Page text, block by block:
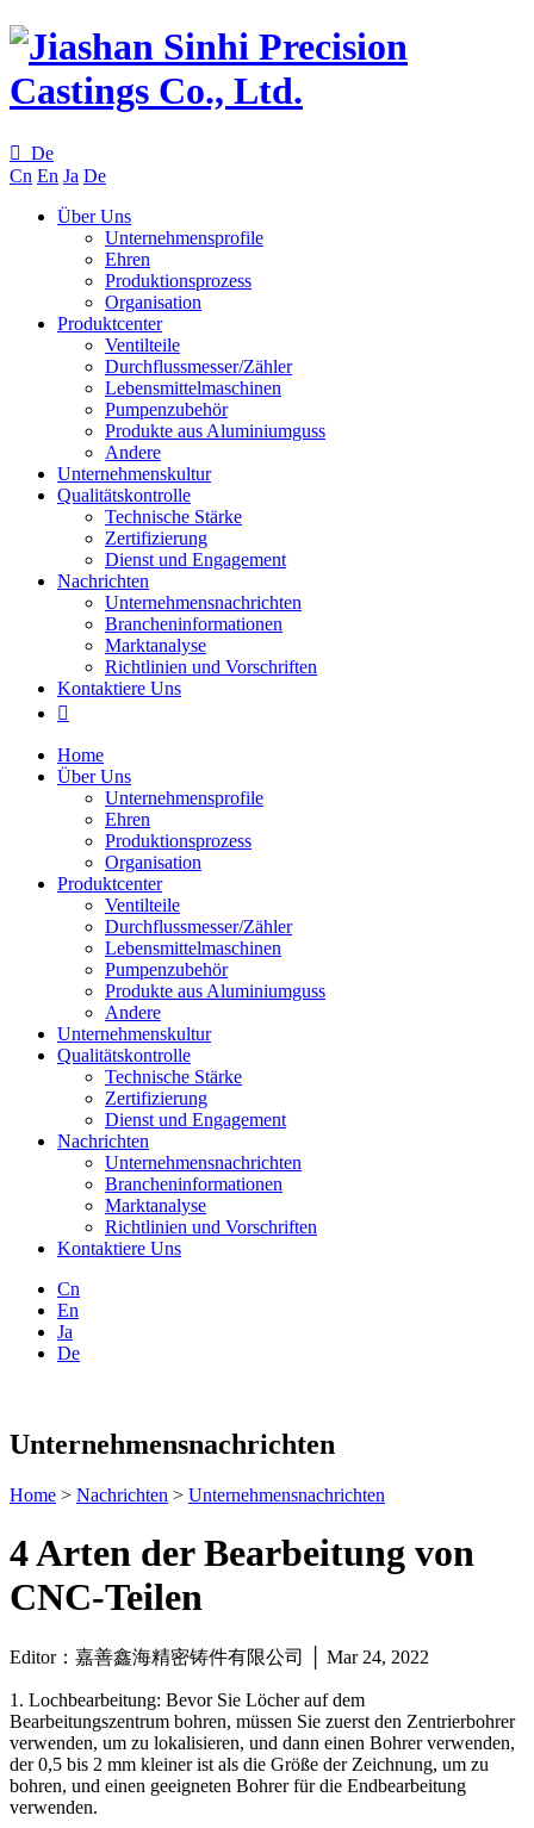
 De
Cn En Ja De
Über Uns
Unternehmensprofile
Ehren
Produktionsprozess
Organisation
Produktcenter
Ventilteile
Durchflussmesser/Zähler
Lebensmittelmaschinen
Pumpenzubehör
Produkte aus Aluminiumguss
Andere
Unternehmenskultur
Qualitätskontrolle
Technische Stärke
Zertifizierung
Dienst und Engagement
Nachrichten
Unternehmensnachrichten
Brancheninformationen
Marktanalyse
Richtlinien und Vorschriften
Kontaktiere Uns

Home
Über Uns
Unternehmensprofile
Ehren
Produktionsprozess
Organisation
Produktcenter
Ventilteile
Durchflussmesser/Zähler
Lebensmittelmaschinen
Pumpenzubehör
Produkte aus Aluminiumguss
Andere
Unternehmenskultur
Qualitätskontrolle
Technische Stärke
Zertifizierung
Dienst und Engagement
Nachrichten
Unternehmensnachrichten
Brancheninformationen
Marktanalyse
Richtlinien und Vorschriften
Kontaktiere Uns
Cn
En
Ja
De
Unternehmensnachrichten
Home > Nachrichten > Unternehmensnachrichten
4 Arten der Bearbeitung von
CNC-Teilen
Editor：嘉善鑫海精密铸件有限公司 │ Mar 24, 2022
1. Lochbearbeitung: Bevor Sie Löcher auf dem
Bearbeitungszentrum bohren, müssen Sie zuerst den Zentrierbohrer
verwenden, um zu lokalisieren, und dann einen Bohrer verwenden,
der 0,5 bis 2 mm kleiner ist als die Größe der Zeichnung, um zu
bohren, und einen geeigneten Bohrer für die Endbearbeitung
verwenden.